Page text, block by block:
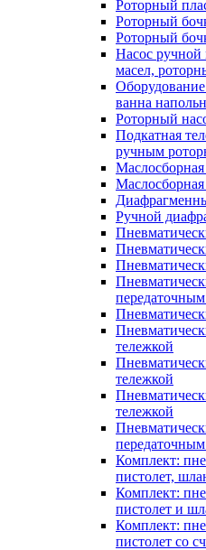
Роторный
Роторный
Роторный
Насос ручной
масел,
ванна
Роторный
Подкатная
ручным
Ручной
тележкой
тележкой
тележкой
Комплект:
пистолет,
Комплект:
пистолет и
Комплект:
пистолет со